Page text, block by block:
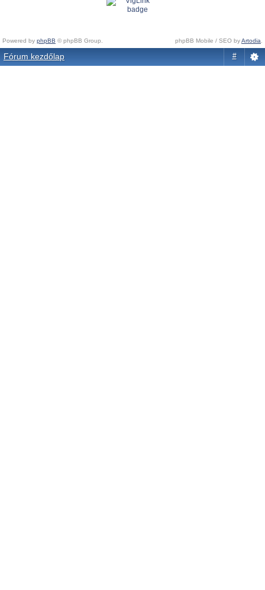
Powered by phpBB © phpBB Group. phpBB Mobile / SEO byArtodia.
Fórum kezdőlap #